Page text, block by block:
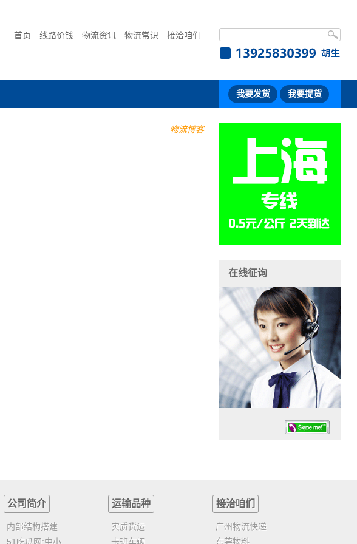
首页 线路价钱 物流资讯 物流常识 接洽咱们
我要发货 我要提货
物流博客
在线征询
任务时候：07:30 – – 23:30
公司简介
内部结构搭建
51吃瓜网:中小
运输品种
实质货运
卡班车辆
接洽咱们
广州物流快递
东莞物料